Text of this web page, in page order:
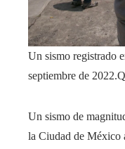
Un sismo registrado
septiembre de 2022.
Un sismo de
la Ciudad de México